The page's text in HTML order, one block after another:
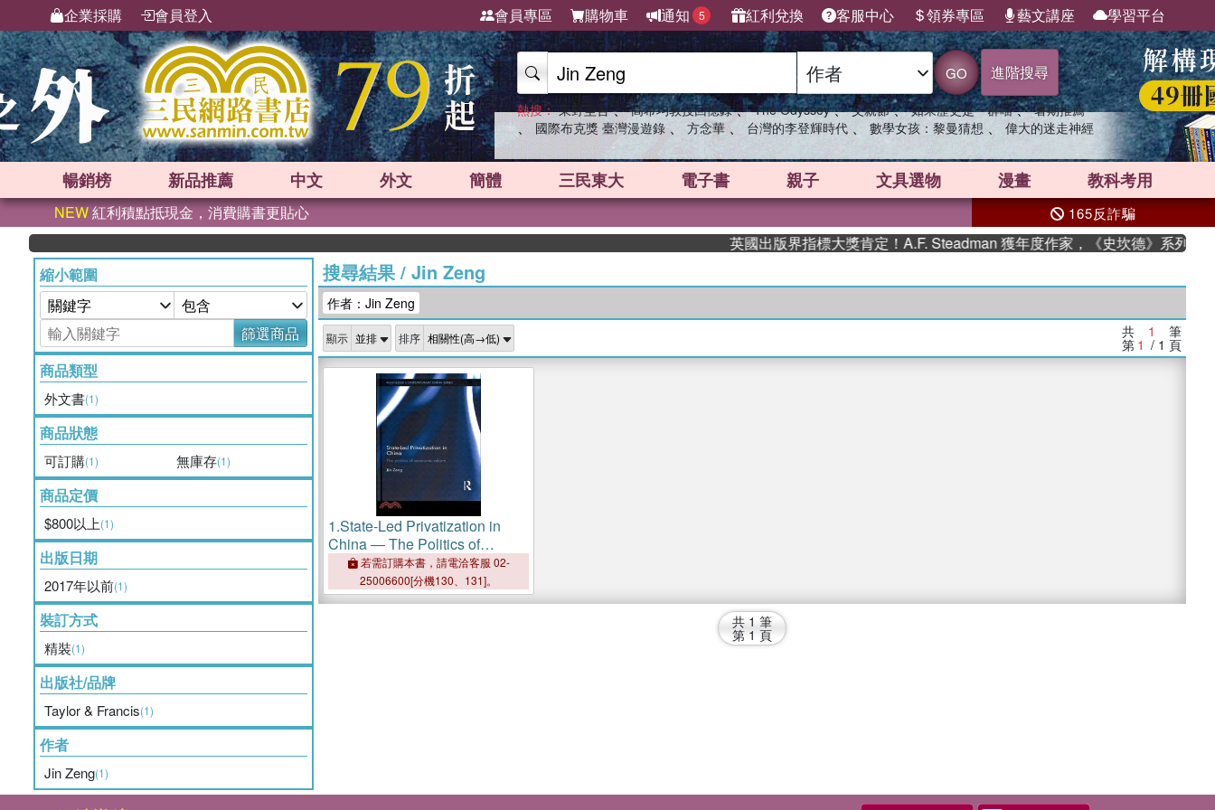
企業採購 會員登入 會員專區 購物車 通知 5 紅利兌換 客服中心 領券專區 藝文講座 學習平台
GO 進階搜尋
熱搜： 東野圭吾 、 高希均教授回憶錄 、 The Odyssey 、 父親節 、 如果歷史是一群喵 、 暑期推薦
、 國際布克獎 臺灣漫遊錄 、 方念華 、 台灣的李登輝時代 、 數學女孩：黎曼猜想 、 偉大的迷走神經
暢銷榜 新品推薦 中文 外文 簡體 三民東大 電子書 親子 文具選物 漫畫 教科考用
NEW紅利積點抵現金，消費購書更貼心 165反詐騙
英國出版界指標大獎肯定！A.F. Steadman 獲年度作家，《史坎德》系列帶你
縮小範圍
篩選商品
商品類型
外文書(1)
商品狀態
可訂購(1) 無庫存(1)
商品定價
$800以上(1)
出版日期
2017年以前(1)
裝訂方式
精裝(1)
出版社/品牌
Taylor & Francis(1)
作者
Jin Zeng(1)
搜尋結果/ Jin Zeng
作者：Jin Zeng
顯示 排序 共 1 筆
第 1 / 1 頁
1.State-Led Privatization in
China ― The Politics of
Economic Reform
若需訂購本書，請電洽客服 02-
25006600[分機130、131]。
共 1 筆
第 1 頁